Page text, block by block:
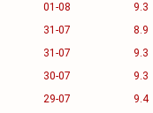
01-08 9.3
31-07 8.9
31-07 9.3
30-07 9.3
29-07 9.4